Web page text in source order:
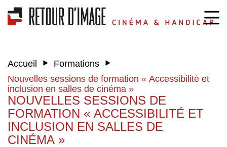
Accueil ‣ Formations ‣
Nouvelles sessions de formation « Accessibilité et
inclusion en salles de cinéma »
NOUVELLES SESSIONS DE
FORMATION « ACCESSIBILITÉ ET
INCLUSION EN SALLES DE
CINÉMA »